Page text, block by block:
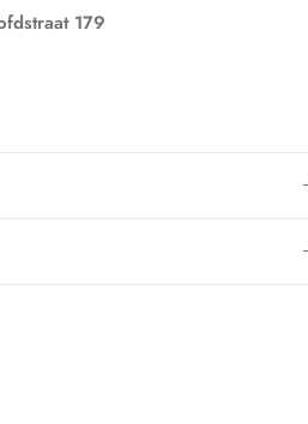
179